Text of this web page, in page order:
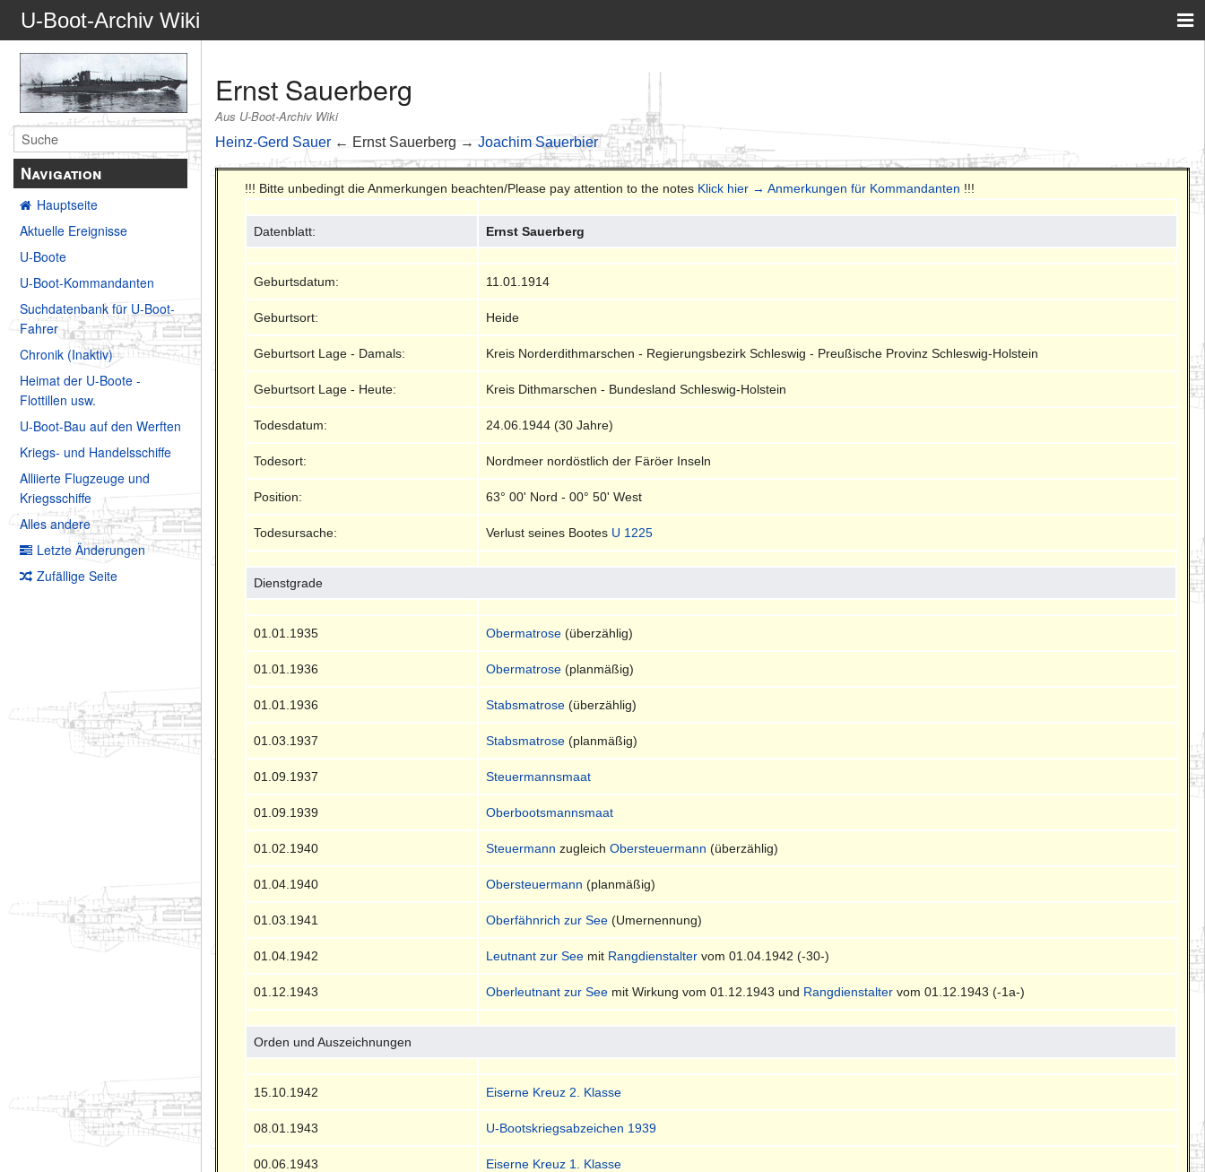
U-Boot-Archiv Wiki
Navigation
Hauptseite
Aktuelle Ereignisse
U-Boote
U-Boot-Kommandanten
Suchdatenbank für U-Boot-
Fahrer
Chronik (Inaktiv)
Heimat der U-Boote -
Flottillen usw.
U-Boot-Bau auf den Werften
Kriegs- und Handelsschiffe
Alliierte Flugzeuge und
Kriegsschiffe
Alles andere
Letzte Änderungen
Zufällige Seite
Ernst Sauerberg
Aus U-Boot-Archiv Wiki
Heinz-Gerd Sauer ← Ernst Sauerberg →Joachim Sauerbier
!!! Bitte unbedingt die Anmerkungen beachten/Please pay attention to the notes Klick hier → Anmerkungen für Kommandanten !!!
Datenblatt: Ernst Sauerberg
Geburtsdatum: 11.01.1914
Geburtsort: Heide
Geburtsort Lage - Damals: Kreis Norderdithmarschen - Regierungsbezirk Schleswig - Preußische Provinz Schleswig-Holstein
Geburtsort Lage - Heute: Kreis Dithmarschen - Bundesland Schleswig-Holstein
Todesdatum: 24.06.1944 (30 Jahre)
Todesort: Nordmeer nordöstlich der Färöer Inseln
Position: 63° 00' Nord - 00° 50' West
Todesursache: Verlust seines Bootes U 1225
Dienstgrade
01.01.1935 Obermatrose (überzählig)
01.01.1936 Obermatrose (planmäßig)
01.01.1936 Stabsmatrose (überzählig)
01.03.1937 Stabsmatrose (planmäßig)
01.09.1937 Steuermannsmaat
01.09.1939 Oberbootsmannsmaat
01.02.1940 Steuermann zugleichObersteuermann (überzählig)
01.04.1940 Obersteuermann (planmäßig)
01.03.1941 Oberfähnrich zur See (Umernennung)
01.04.1942 Leutnant zur See mit Rangdienstalter vom 01.04.1942 (-30-)
01.12.1943 Oberleutnant zur See mit Wirkung vom 01.12.1943 und Rangdienstalter vom 01.12.1943 (-1a-)
Orden und Auszeichnungen
15.10.1942 Eiserne Kreuz 2. Klasse
08.01.1943 U-Bootskriegsabzeichen 1939
00.06.1943 Eiserne Kreuz 1. Klasse